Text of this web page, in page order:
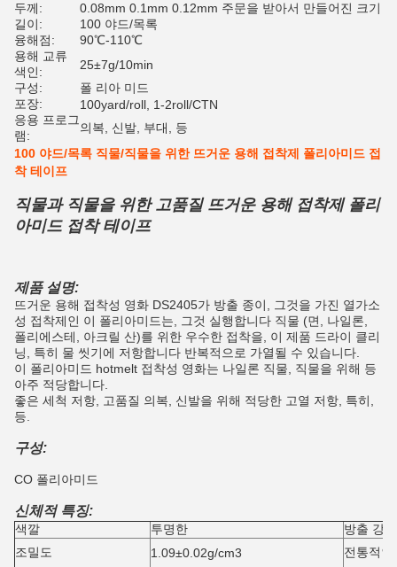
두께:
0.08mm 0.1mm 0.12mm 주문을 받아서 만들어진 크기
길이:
100 야드/목록
융해점:
90℃-110℃
용해 교류
색인:
25±7g/10min
구성:
폴 리아 미드
포장:
100yard/roll, 1-2roll/CTN
응용 프로그
램:
의복, 신발, 부대, 등
100 야드/목록 직물/직물을 위한 뜨거운 용해 접착제 폴리아미드 접
착 테이프
직물과 직물을 위한 고품질 뜨거운 용해 접착제 폴리
아미드 접착 테이프
제품 설명:
뜨거운 용해 접착성 영화 DS2405가 방출 종이, 그것을 가진 열가소
성 접착제인 이 폴리아미드는, 그것 실행합니다 직물 (면, 나일론,
폴리에스테, 아크릴 산)를 위한 우수한 접착을, 이 제품 드라이 클리
닝, 특히 물 씻기에 저항합니다 반복적으로 가열될 수 있습니다
이 폴리아미드 hotmelt 접착성 영화는 나일론 직물, 직물을 위해 등
아주 적당합니다.
좋은 세척 저항, 고품질 의복, 신발을 위해 적당한 고열 저항, 특히,
등.
구성:
CO 폴리아미드
신체적 특징:
색깔 투명한
방출 강선
조밀도
1.09±0.02g/cm3
전통적인